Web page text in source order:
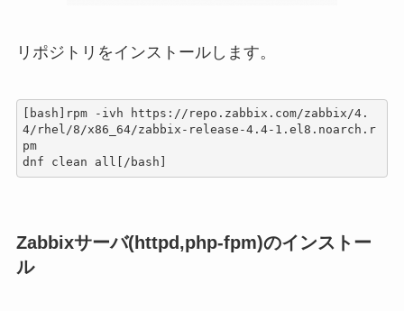
リポジトリをインストールします。
[bash]rpm -ivh https://repo.zabbix.com/zabbix/4.
4/rhel/8/x86_64/zabbix-release-4.4-1.el8.noarch.r
pm
dnf clean all[/bash]
Zabbixサーバ(httpd,php-fpm)のインストー
ル